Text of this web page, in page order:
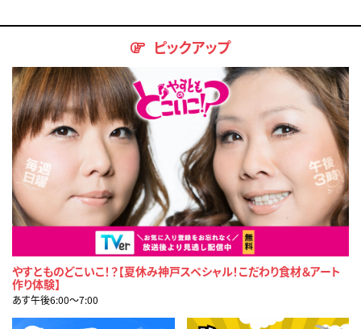
ピックアップ
やすとものどこいこ！？【夏休み神戸スペシャル！こだわり食材＆アート
作り体験】
あす午後6:00〜7:00